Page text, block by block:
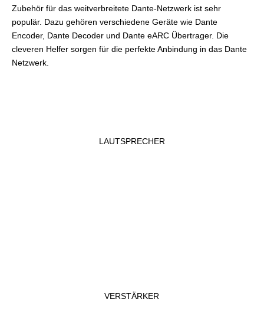
Zubehör für das weitverbreitete Dante-Netzwerk ist sehr
populär. Dazu gehören verschiedene Geräte wie Dante
Encoder, Dante Decoder und Dante eARC Übertrager. Die
cleveren Helfer sorgen für die perfekte Anbindung in das Dante
Netzwerk.
LAUTSPRECHER
VERSTÄRKER